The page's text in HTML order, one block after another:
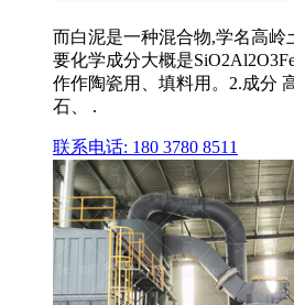
而白泥是一种混合物,学名高岭
要化学成分大概是
作作陶瓷用、填料用。2.成分
石、 .
联系电话: 180 3780 8511